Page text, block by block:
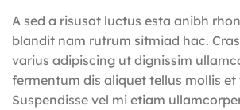
A sed a risusat luctus esta anibh
blandit nam rutrum sitmiad hac.
varius adipiscing ut dignissim
fermentum dis aliquet tellus mollis et
Suspendisse vel mi etiam